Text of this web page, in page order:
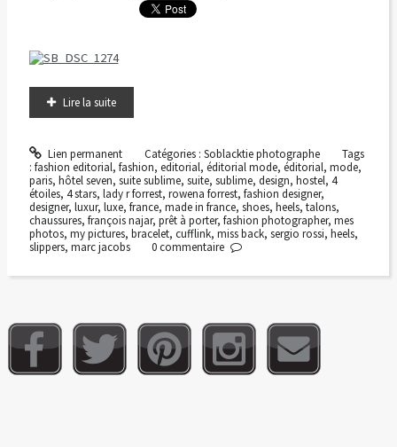
Lire la suite
Lien permanent Catégories : Soblacktie photographe
Tags
: fashion editorial, fashion, editorial, éditorial mode, éditorial, mode,
paris, hôtel seven, suite sublime, suite, sublime, design, hostel, 4
étoiles, 4 stars, lady r forrest, rowena forrest, fashion designer,
designer, luxur, luxe, france, made in france, shoes, heels, talons,
chaussures, françois najar, prêt à porter, fashion photographer, mes
photos, my pictures, bracelet, cufflink, miss back, sergio rossi, heels,
slippers, marc jacobs 0commentaire